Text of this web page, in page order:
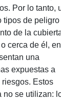
Por lo tanto,
tipos de peligro
de la
cerca de él, en
una
expuestas a
Estos
no se utilizan: